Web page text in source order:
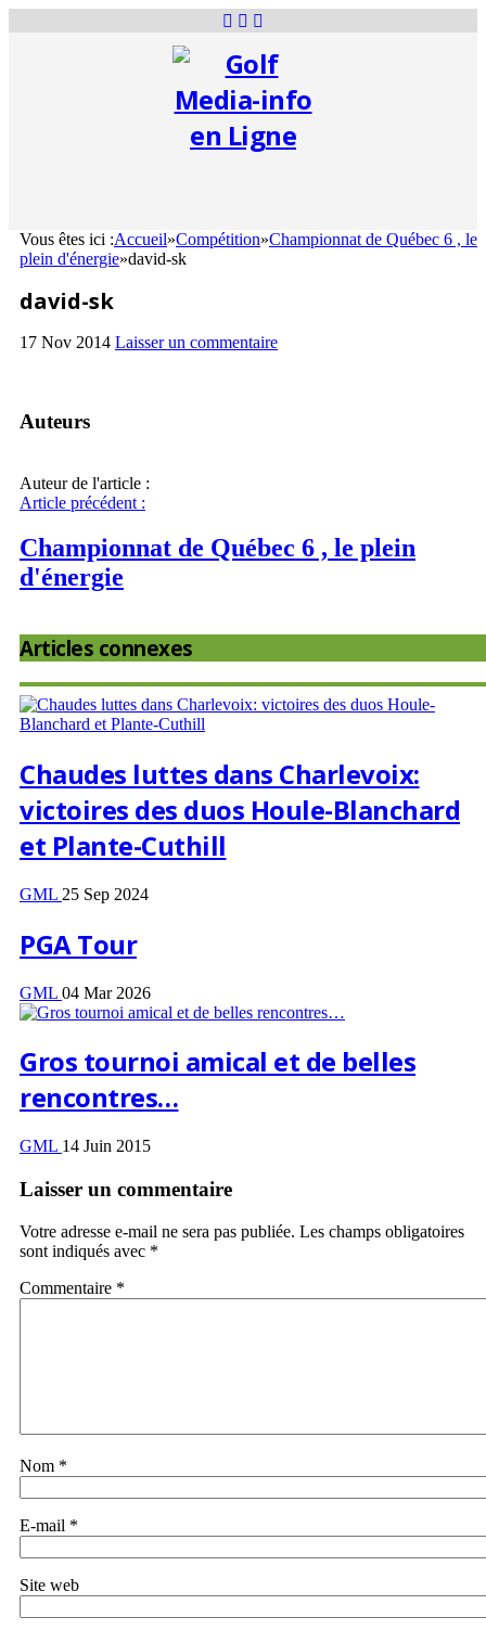
Vous êtes ici :Accueil»Compétition»Championnat de Québec 6 , le
plein d'énergie»david-sk
david-sk
17 Nov 2014 Laisser un commentaire
Auteurs
Auteur de l'article :
Article précédent :
Championnat de Québec 6 , le plein
d'énergie
Articles connexes
Chaudes luttes dans Charlevoix:
victoires des duos Houle-Blanchard
et Plante-Cuthill
GML 25 Sep 2024
PGA Tour
GML 04 Mar 2026
Gros tournoi amical et de belles
rencontres…
GML 14 Juin 2015
Laisser un commentaire
Votre adresse e-mail ne sera pas publiée. Les champs obligatoires
sont indiqués avec *
Commentaire *
Nom *
E-mail *
Site web